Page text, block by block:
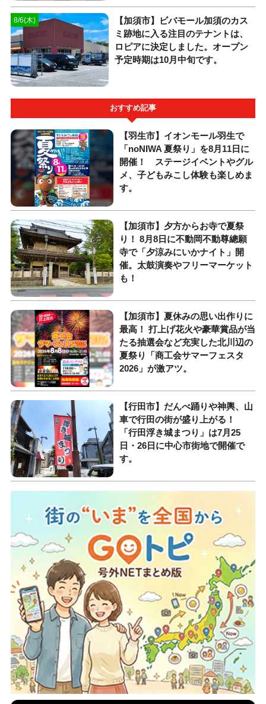
8/6(木)
【加須市】ビバモール加須のカス
ミ跡地に入る注目のテナントは、
ロピアに決定しました。オープン
予定時期は10月中旬です。
おすすめ記事
【羽生市】イオンモール羽生で
「noNIWA 夏祭り」を8月11日に
開催！ ステージイベントやグル
メ、子どもみこし体験も楽しめま
す。
【加須市】夕方からお寺で夏祭
り！ 8月8日に不動岡不動尊總願
寺で「夕涼みにいかナイト」開
催。太鼓演奏やフリーマーケット
も！
【加須市】夏休みの思い出作りに
最高！ 打上げ花火や豪華賞品が当
たる抽選会など充実した北川辺の
夏祭り「商工会サマーフェスタ
2026」が激アツ。
【行田市】だんべ踊りや神輿、山
車で行田の街が盛り上がる！
「行田浮き城まつり」は7月25
日・26日に中心市街地で開催で
す。